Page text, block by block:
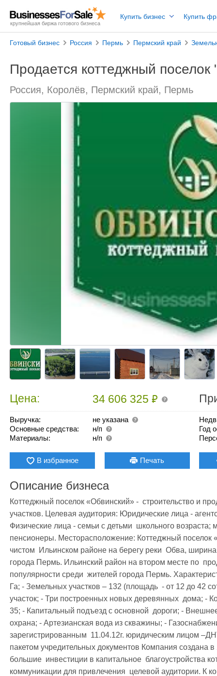
крупнейшая биржа готового бизнеса
Купить бизнес Купить
Готовый бизнес Россия Пермь Пермский край
Продается коттеджный поселок
Россия, Королёв, Пермский край, Пермь
Цена: 34 606 325₽
Выручка:
не указана
Основные средства:
н/п
Материалы:
н/п
Год
В избранное Печать
Описание бизнеса
Коттеджный поселок «Обвинский» -  строительство и
участков. Целевая аудитория: Юридические лица -
Физические лица - семьи с детьми  школьного
пенсионеры. Месторасположение: Коттеджный поселок
чистом  Ильинском районе на берегу реки  Обва,
города Пермь. Ильинский район на втором месте по
популярности среди  жителей города Пермь.
Га; - Земельных участков – 132 (площадь  - от 12 до 42
участок; - Три построенных новых деревянных  дома; -
35; - Капитальный подъезд с основной  дороги; -
охрана; - Артезианская вода из скважины; -
зарегистрированным  11.04.12г. юридическим лицом
пакетом учредительных документов Компания создана
большие  инвестиции в капитальное  благоустройства
коммуникации для привлечения  целевой аудитории. К